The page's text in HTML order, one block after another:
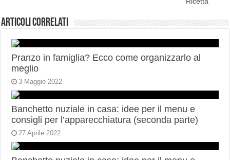
Articoli correlati
Pranzo in famiglia? Ecco come organizzarlo al
meglio
3 Maggio 2022
Banchetto nuziale in casa: idee per il menu e
consigli per l’apparecchiatura (seconda parte)
27 Aprile 2022